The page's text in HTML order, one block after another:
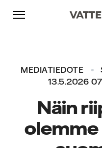
Skip to content
Päänavigaatioon
Siirry alatunnisteeseen
MEDIATIEDOTE
13.5.2026
Näin
olemme
Päänavigaatioon